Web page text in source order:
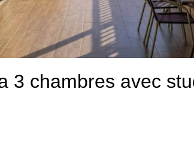
3 chambres avec